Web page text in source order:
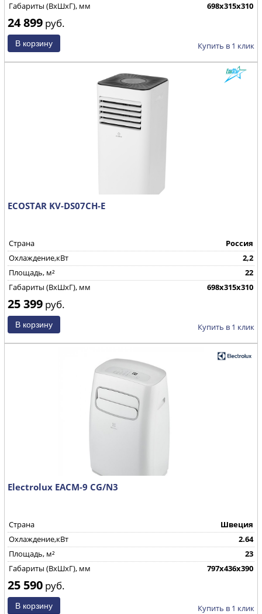
Габариты (ВхШхГ), мм
698х315х310
24 899 руб.
Купить в 1 клик
ECOSTAR KV-DS07CH-E
Страна
Россия
Охлаждение,кВт
2,2
Площадь, м²
22
Габариты (ВхШхГ), мм
698х315х310
25 399 руб.
Купить в 1 клик
Electrolux EACM-9 CG/N3
Страна
Швеция
Охлаждение,кВт
2.64
Площадь, м²
23
Габариты (ВхШхГ), мм
797x436x390
25 590 руб.
Купить в 1 клик